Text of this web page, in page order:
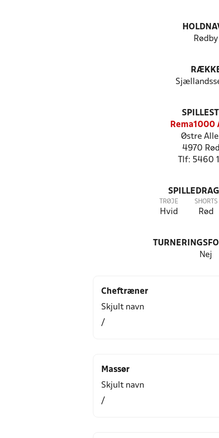
Rødby
Rema1000
Østre Alle
4970
Tlf: 5460
TRØJE
Hvid
SHORTS
Rød
Nej
Cheftræner
Skjult navn
/
Massør
Skjult navn
/